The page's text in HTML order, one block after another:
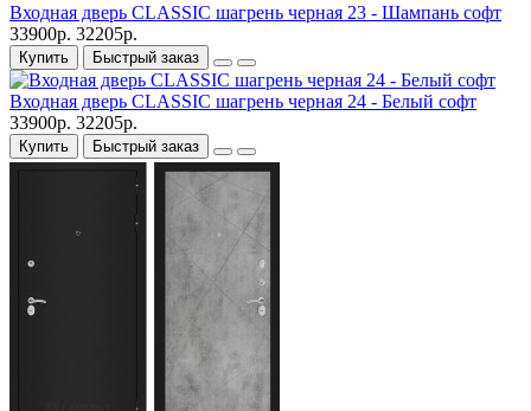
Входная дверь CLASSIC шагрень черная 23 - Шампань софт
33900р. 32205р.
Купить Быстрый заказ
Входная дверь CLASSIC шагрень черная 24 - Белый софт
33900р. 32205р.
Купить Быстрый заказ